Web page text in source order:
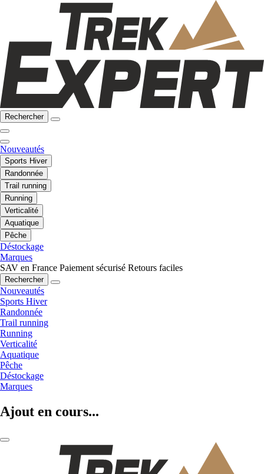
Rechercher
Nouveautés
Sports Hiver
Randonnée
Trail running
Running
Verticalité
Aquatique
Pêche
Déstockage
Marques
SAV en France Paiement sécurisé Retours faciles
Rechercher
Nouveautés
Sports Hiver
Randonnée
Trail running
Running
Verticalité
Aquatique
Pêche
Déstockage
Marques
Ajout en cours...